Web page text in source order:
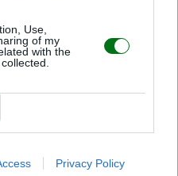
Use,
of my
with the
Privacy Policy
y tratamiento
gestacional, y
solo físico, sino también
física de manera
mejor el estrés y la